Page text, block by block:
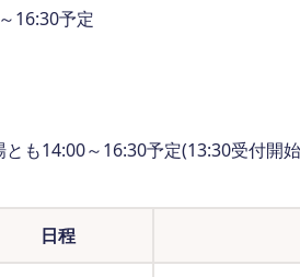
16:30予定
も14:00～16:30予定(13:30受付開
日程